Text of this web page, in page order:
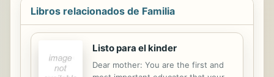
Libros relacionados de Familia
Listo para el kinder
Dear mother: You are the first and